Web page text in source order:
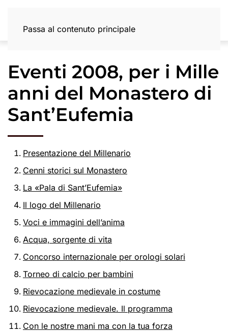
Passa al contenuto principale
Eventi 2008, per i Mille
anni del Monastero di
Sant’Eufemia
Presentazione del Millenario
Cenni storici sul Monastero
La «Pala di Sant’Eufemia»
Il logo del Millenario
Voci e immagini dell’anima
Acqua, sorgente di vita
Concorso internazionale per orologi solari
Torneo di calcio per bambini
Rievocazione medievale in costume
Rievocazione medievale. Il programma
Con le nostre mani ma con la tua forza